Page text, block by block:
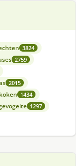
3824
2759
2015
1434
1297